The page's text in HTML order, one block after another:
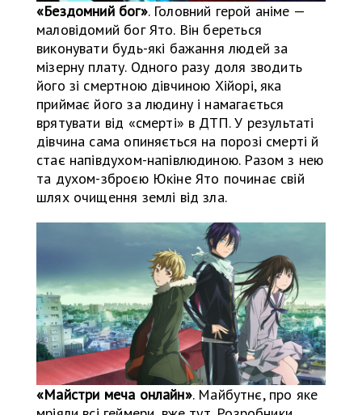
«Бездомний бог». Головний герой аніме —
маловідомий бог Ято. Він береться
виконувати будь-які бажання людей за
мізерну плату. Одного разу доля зводить
його зі смертною дівчиною Хійорі, яка
приймає його за людину і намагається
врятувати від «смерті» в ДТП. У результаті
дівчина сама опиняється на порозі смерті й
стає напівдухом-напівлюдиною. Разом з нею
та духом-зброєю Юкіне Ято починає свій
шлях очищення землі від зла.
«Майстри меча онлайн». Майбутнє, про яке